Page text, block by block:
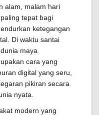
alam, malam hari
tepat bagi
ketegangan
Di waktu santai
maya
cara yang
digital yang seru,
pikiran secara
nyata.
modern yang